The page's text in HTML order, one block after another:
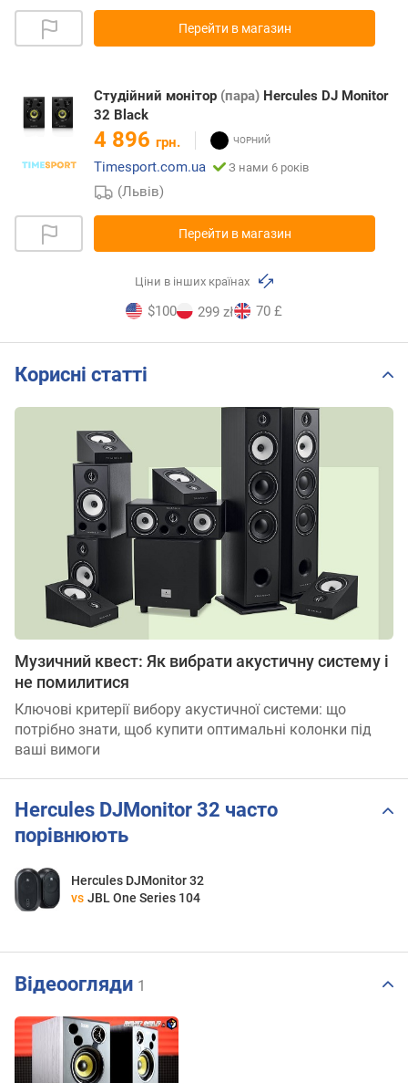
Перейти в магазин
Студійний монітор (пара) Hercules DJ Monitor
32 Black
4 896 грн.
Timesport.com.ua
З нами 6 років
(Львів)
Перейти в магазин
Ціни в інших країнах
$100 299 zł 70 £
Корисні статті
Музичний квест: Як вибрати акустичну систему і
не помилитися
Ключові критерії вибору акустичної системи: що
потрібно знати, щоб купити оптимальні колонки під
ваші вимоги
Hercules DJMonitor 32 часто
порівнюють
Hercules DJMonitor 32
vs JBL One Series 104
Відеоогляди 1